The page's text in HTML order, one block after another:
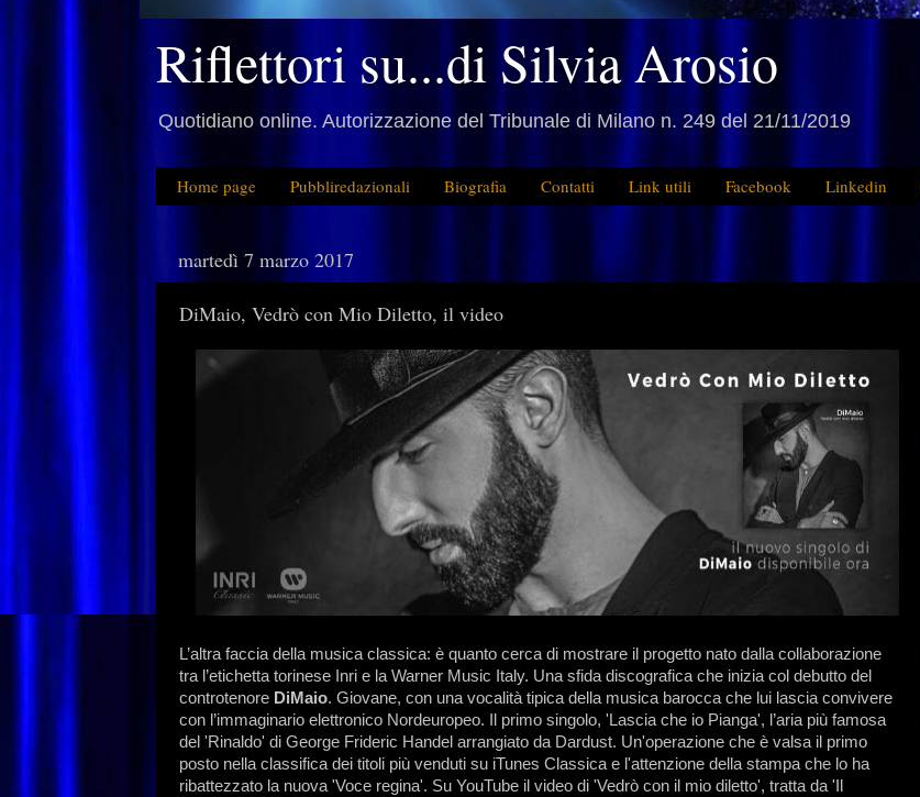
Riflettori su...di Silvia Arosio
Quotidiano online. Autorizzazione del Tribunale di Milano n. 249 del 21/11/2019
Home page Pubbliredazionali Biografia Contatti Link utili Facebook Linkedin
martedì 7 marzo 2017
DiMaio, Vedrò con Mio Diletto, il video
L’altra faccia della musica classica: è quanto cerca di mostrare il progetto nato dalla collaborazione
tra l’etichetta torinese Inri e la Warner Music Italy. Una sfida discografica che inizia col debutto del
controtenore DiMaio. Giovane, con una vocalità tipica della musica barocca che lui lascia convivere
con l’immaginario elettronico Nordeuropeo. Il primo singolo, 'Lascia che io Pianga', l’aria più famosa
del 'Rinaldo' di George Frideric Handel arrangiato da Dardust. Un'operazione che è valsa il primo
posto nella classifica dei titoli più venduti su iTunes Classica e l'attenzione della stampa che lo ha
ribattezzato la nuova 'Voce regina'. Su YouTube il video di 'Vedrò con il mio diletto', tratta da 'Il